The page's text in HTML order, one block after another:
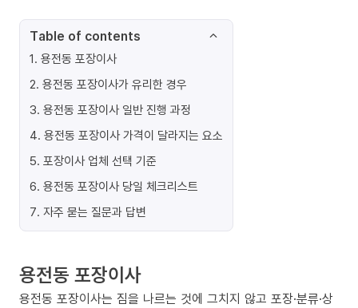
Table of contents
1. 용전동 포장이사
2. 용전동 포장이사가 유리한 경우
3. 용전동 포장이사 일반 진행 과정
4. 용전동 포장이사 가격이 달라지는 요소
5. 포장이사 업체 선택 기준
6. 용전동 포장이사 당일 체크리스트
7. 자주 묻는 질문과 답변
용전동 포장이사
용전동 포장이사는 짐을 나르는 것에 그치지 않고 포장·분류·상